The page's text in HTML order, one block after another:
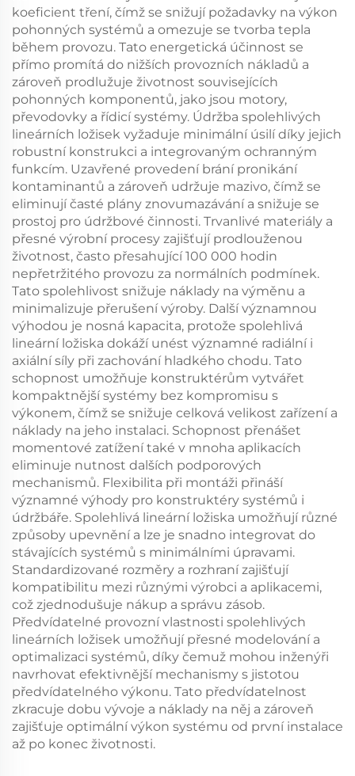
koeficient tření, čímž se snižují požadavky na výkon
pohonných systémů a omezuje se tvorba tepla
během provozu. Tato energetická účinnost se
přímo promítá do nižších provozních nákladů a
zároveň prodlužuje životnost souvisejících
pohonných komponentů, jako jsou motory,
převodovky a řídicí systémy. Údržba spolehlivých
lineárních ložisek vyžaduje minimální úsilí díky jejich
robustní konstrukci a integrovaným ochranným
funkcím. Uzavřené provedení brání pronikání
kontaminantů a zároveň udržuje mazivo, čímž se
eliminují časté plány znovumazávání a snižuje se
prostoj pro údržbové činnosti. Trvanlivé materiály a
přesné výrobní procesy zajišťují prodlouženou
životnost, často přesahující 100 000 hodin
nepřetržitého provozu za normálních podmínek.
Tato spolehlivost snižuje náklady na výměnu a
minimalizuje přerušení výroby. Další významnou
výhodou je nosná kapacita, protože spolehlivá
lineární ložiska dokáží unést významné radiální i
axiální síly při zachování hladkého chodu. Tato
schopnost umožňuje konstruktérům vytvářet
kompaktnější systémy bez kompromisu s
výkonem, čímž se snižuje celková velikost zařízení a
náklady na jeho instalaci. Schopnost přenášet
momentové zatížení také v mnoha aplikacích
eliminuje nutnost dalších podporových
mechanismů. Flexibilita při montáži přináší
významné výhody pro konstruktéry systémů i
údržbáře. Spolehlivá lineární ložiska umožňují různé
způsoby upevnění a lze je snadno integrovat do
stávajících systémů s minimálními úpravami.
Standardizované rozměry a rozhraní zajišťují
kompatibilitu mezi různými výrobci a aplikacemi,
což zjednodušuje nákup a správu zásob.
Předvídatelné provozní vlastnosti spolehlivých
lineárních ložisek umožňují přesné modelování a
optimalizaci systémů, díky čemuž mohou inženýři
navrhovat efektivnější mechanismy s jistotou
předvídatelného výkonu. Tato předvídatelnost
zkracuje dobu vývoje a náklady na něj a zároveň
zajišťuje optimální výkon systému od první instalace
až po konec životnosti.